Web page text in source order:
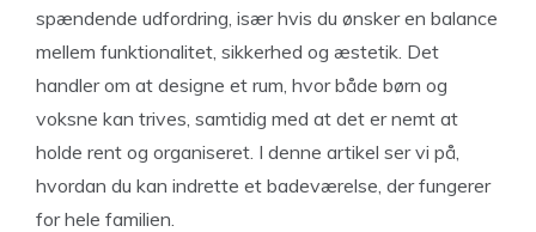
spændende udfordring, især hvis du ønsker en balance
mellem funktionalitet, sikkerhed og æstetik. Det
handler om at designe et rum, hvor både børn og
voksne kan trives, samtidig med at det er nemt at
holde rent og organiseret. I denne artikel ser vi på,
hvordan du kan indrette et badeværelse, der fungerer
for hele familien.